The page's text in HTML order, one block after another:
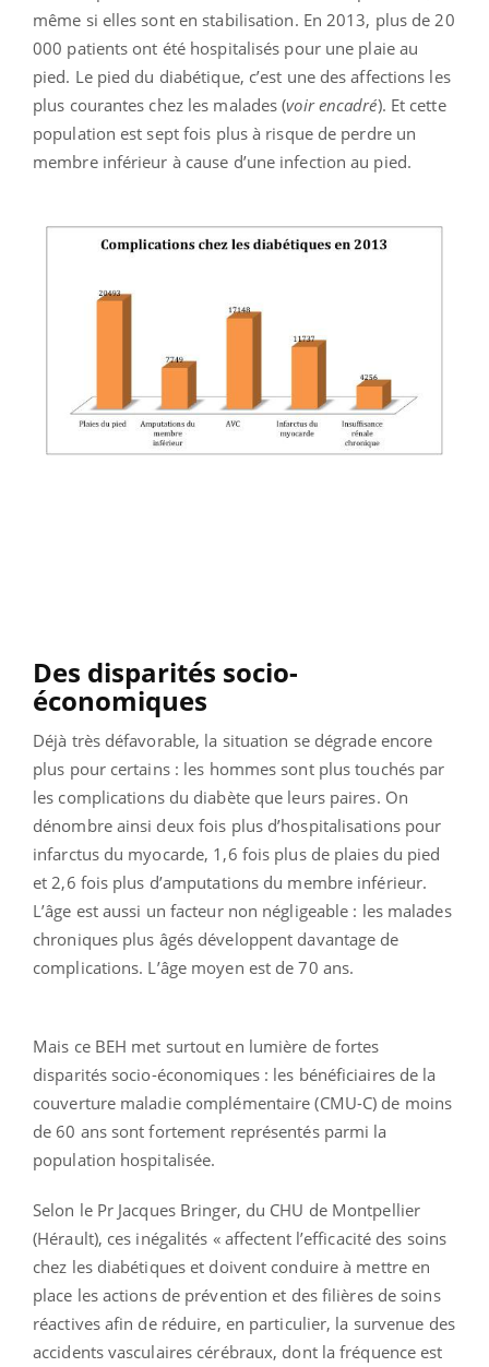
même si elles sont en stabilisation. En 2013, plus de 20
000 patients ont été hospitalisés pour une plaie au
pied. Le pied du diabétique, c’est une des affections les
plus courantes chez les malades (voir encadré). Et cette
population est sept fois plus à risque de perdre un
membre inférieur à cause d’une infection au pied.
Des disparités socio-
économiques
Déjà très défavorable, la situation se dégrade encore
plus pour certains : les hommes sont plus touchés par
les complications du diabète que leurs paires. On
dénombre ainsi deux fois plus d’hospitalisations pour
infarctus du myocarde, 1,6 fois plus de plaies du pied
et 2,6 fois plus d’amputations du membre inférieur.
L’âge est aussi un facteur non négligeable : les malades
chroniques plus âgés développent davantage de
complications. L’âge moyen est de 70 ans.
Mais ce BEH met surtout en lumière de fortes
disparités socio-économiques : les bénéficiaires de la
couverture maladie complémentaire (CMU-C) de moins
de 60 ans sont fortement représentés parmi la
population hospitalisée.
Selon le Pr Jacques Bringer, du CHU de Montpellier
(Hérault), ces inégalités « affectent l’efficacité des soins
chez les diabétiques et doivent conduire à mettre en
place les actions de prévention et des filières de soins
réactives afin de réduire, en particulier, la survenue des
accidents vasculaires cérébraux, dont la fréquence est